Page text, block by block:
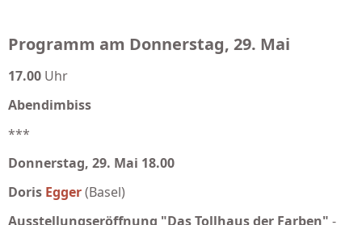
Programm am Donnerstag, 29. Mai
17.00 Uhr
Abendimbiss
***
Donnerstag, 29. Mai 18.00
Doris Egger(Basel)
Ausstellungseröffnung "Das Tollhaus der Farben" -